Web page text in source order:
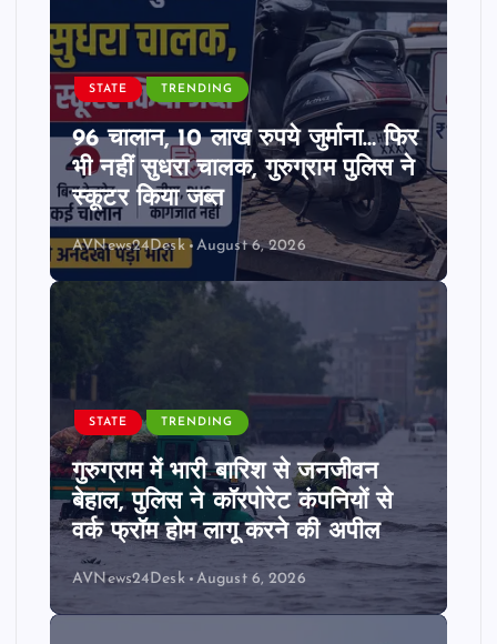
STATE TRENDING
96 चालान, 10 लाख रुपये जुर्माना… फिर
भी नहीं सुधरा चालक, गुरुग्राम पुलिस ने
स्कूटर किया जब्त
AVNews24Desk August 6, 2026
STATE TRENDING
गुरुग्राम में भारी बारिश से जनजीवन
बेहाल, पुलिस ने कॉरपोरेट कंपनियों से
वर्क फ्रॉम होम लागू करने की अपील
AVNews24Desk August 6, 2026